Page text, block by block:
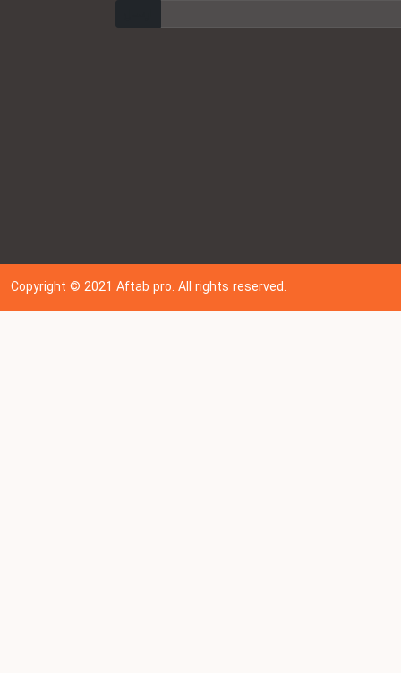
Copyright © 202 1Aftab pro. All rights reserved.